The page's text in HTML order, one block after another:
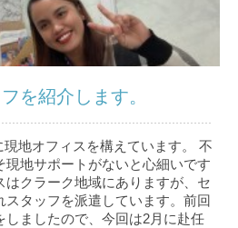
を紹介します。
地オフィスを構えています。 不
現地サポートがないと心細いです
はクラーク地域にありますが、セ
スタッフを派遣しています。前回
しましたので、今回は2月に赴任